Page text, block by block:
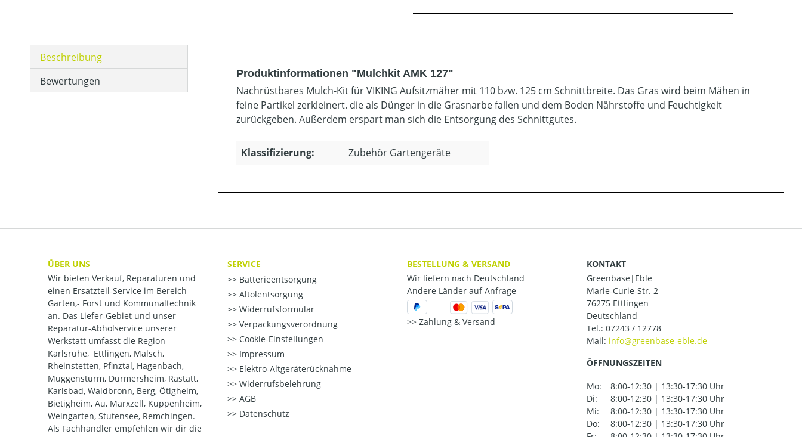
Beschreibung
Bewertungen
Produktinformationen "Mulchkit AMK 127"
Nachrüstbares Mulch-Kit für VIKING Aufsitzmäher mit 110 bzw. 125 cm Schnittbreite. Das Gras wird beim Mähen in
feine Partikel zerkleinert. die als Dünger in die Grasnarbe fallen und dem Boden Nährstoffe und Feuchtigkeit
zurückgeben. Außerdem erspart man sich die Entsorgung des Schnittgutes.
Klassifizierung: Zubehör Gartengeräte
ÜBER UNS
Wir bieten Verkauf, Reparaturen und
einen Ersatzteil-Service im Bereich
Garten,- Forst und Kommunaltechnik
an. Das Liefer-Gebiet und unser
Reparatur-Abholservice unserer
Werkstatt umfasst die Region
Karlsruhe, Ettlingen, Malsch,
Rheinstetten, Pfinztal, Hagenbach,
Muggensturm, Durmersheim, Rastatt,
Karlsbad, Waldbronn, Berg, Ötigheim,
Bietigheim, Au, Marxzell, Kuppenheim,
Weingarten, Stutensee, Remchingen.
Als Fachhändler empfehlen wir dir die
SERVICE
Batterieentsorgung
Altölentsorgung
Widerrufsformular
Verpackungsverordnung
Cookie-Einstellungen
Impressum
Elektro-Altgeräterücknahme
Widerrufsbelehrung
AGB
Datenschutz
BESTELLUNG & VERSAND
Wir liefern nach Deutschland
Andere Länder auf Anfrage
Zahlung & Versand
KONTAKT
Greenbase|Eble
Marie-Curie-Str. 2
76275 Ettlingen
Deutschland
Tel.: 07243 / 12778
Mail:
ÖFFNUNGSZEITEN
Mo:
8:00-12:30 | 13:30-17:30 Uhr
Di:
8:00-12:30 | 13:30-17:30 Uhr
Mi:
8:00-12:30 | 13:30-17:30 Uhr
Do:
8:00-12:30 | 13:30-17:30 Uhr